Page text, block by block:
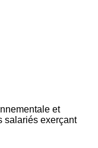
et
salariés exerçant